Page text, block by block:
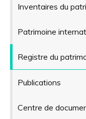
Inventaires du
Patrimoine
Registre du
Publications
Centre de